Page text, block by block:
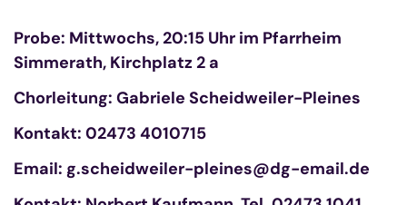
Probe: Mittwochs, 20:15 Uhr im Pfarrheim
Simmerath, Kirchplatz 2 a
Chorleitung: Gabriele Scheidweiler-Pleines
Kontakt: 02473 4010715
Email: g.scheidweiler-pleines@dg-email.de